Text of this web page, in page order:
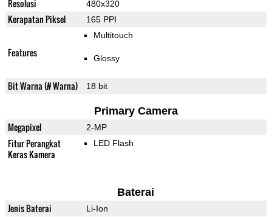
Resolusi 480x320
Kerapatan Piksel 165 PPI
Features
Multitouch
Glossy
Bit Warna (# Warna) 18 bit
Primary Camera
Megapixel 2-MP
Fitur Perangkat
Keras Kamera
LED Flash
Baterai
Jenis Baterai Li-Ion